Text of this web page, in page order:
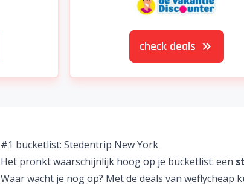
check deals
#1 bucketlist: Stedentrip New York
Het pronkt waarschijnlijk hoog op je bucketlist: een
Waar wacht je nog op? Met de deals van weflycheap